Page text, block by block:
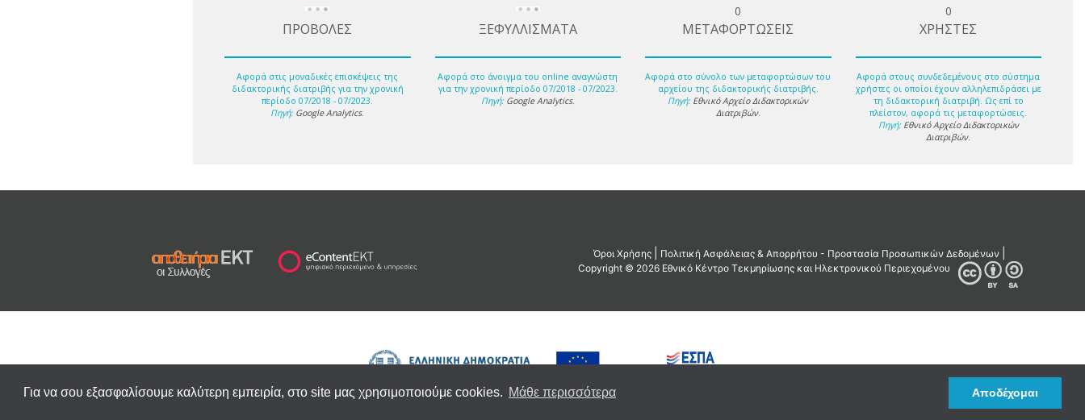
Για να σου εξασφαλίσουμε καλύτερη εμπειρία, στο site μας χρησιμοποιούμε cookies. Μάθε περισσότερα Αποδέχομαι
ΠΡΟΒΟΛΕΣ
Αφορά στις μοναδικές επισκέψεις της
διδακτορικής διατριβής για την χρονική
περίοδο 07/2018 - 07/2023.
Πηγή: Google Analytics.
ΞΕΦΥΛΛΙΣΜΑΤΑ
Αφορά στο άνοιγμα του online αναγνώστη
για την χρονική περίοδο 07/2018 - 07/2023.
Πηγή: Google Analytics.
0
ΜΕΤΑΦΟΡΤΩΣΕΙΣ
Αφορά στο σύνολο των μεταφορτώσων του
αρχείου της διδακτορικής διατριβής.
Πηγή: Εθνικό Αρχείο Διδακτορικών
Διατριβών.
0
ΧΡΗΣΤΕΣ
Αφορά στους συνδεδεμένους στο σύστημα
χρήστες οι οποίοι έχουν αλληλεπιδράσει με
τη διδακτορική διατριβή. Ως επί το
πλείστον, αφορά τις μεταφορτώσεις.
Πηγή: Εθνικό Αρχείο Διδακτορικών
Διατριβών.